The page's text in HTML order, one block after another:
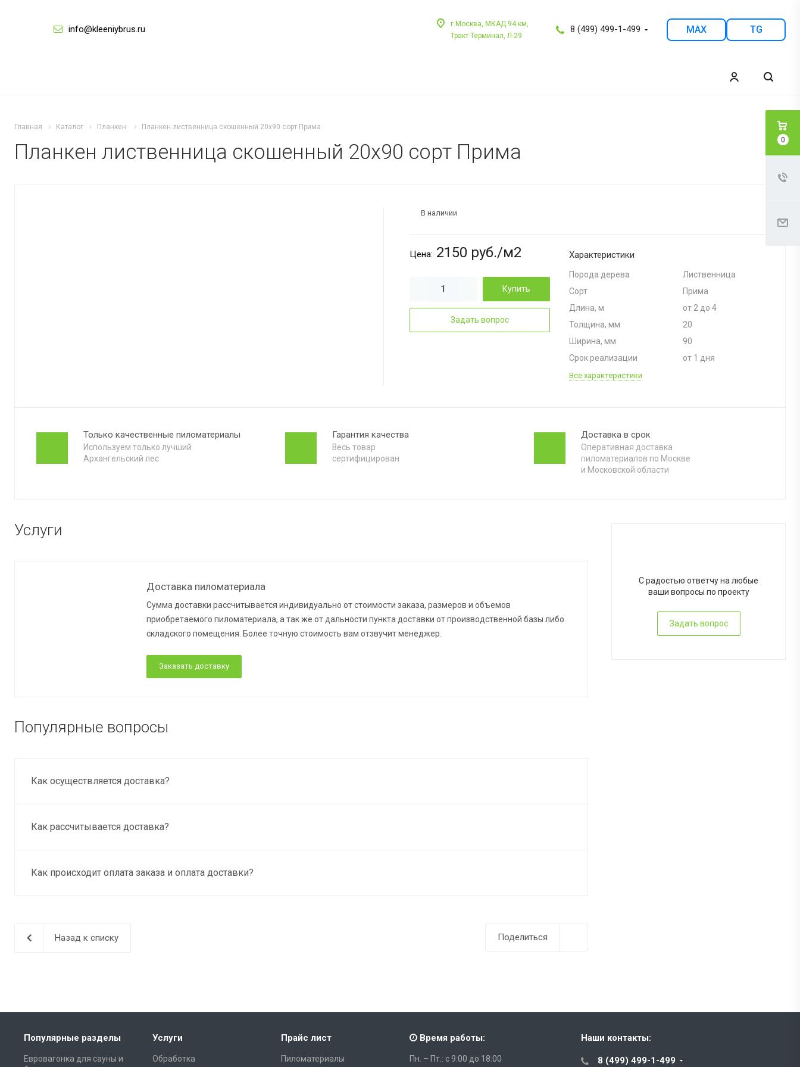
info@kleeniybrus.ru 8 (499) 499-1-499 MAX TG
г.Москва, МКАД 94 км,
Тракт Терминал, Л-29
Главная Каталог Планкен Планкен лиственница скошенный 20х90 сорт Прима
Планкен лиственница скошенный 20х90 сорт Прима
В наличии
Цена: 2150 руб./м2
Купить
Задать вопрос
Характеристики
Порода дерева
Лиственница
Сорт
Прима
Длина, м
от 2 до 4
Толщина, мм
20
Ширина, мм
90
Срок реализации
от 1 дня
Все характеристики
Только качественные пиломатериалы
Используем только лучший
Архангельский лес
Гарантия качества
Весь товар
сертифицирован
Доставка в срок
Оперативная доставка
пиломатериалов по Москве
и Московской области
Услуги
Доставка пиломатериала
Сумма доставки рассчитывается индивидуально от стоимости заказа, размеров и объемов
приобретаемого пиломатериала, а так же от дальности пункта доставки от производственной базы либо
складского помещения. Более точную стоимость вам отзвучит менеджер.
Заказать доставку
Популярные вопросы
Как осуществляется доставка?
Как рассчитывается доставка?
Как происходит оплата заказа и оплата доставки?
С радостью ответчу на любые
ваши вопросы по проекту
Задать вопрос
Поделиться
Назад к списку
Популярные разделы
Евровагонка для сауны и
Услуги
Обработка
Прайс лист
Пиломатериалы
Время работы:
Пн. – Пт.: с 9:00 до 18:00
Наши контакты:
8 (499) 499-1-499
0